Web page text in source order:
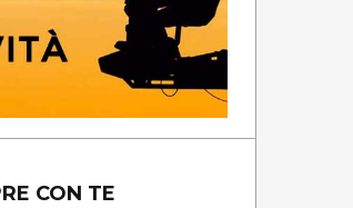
CON TE